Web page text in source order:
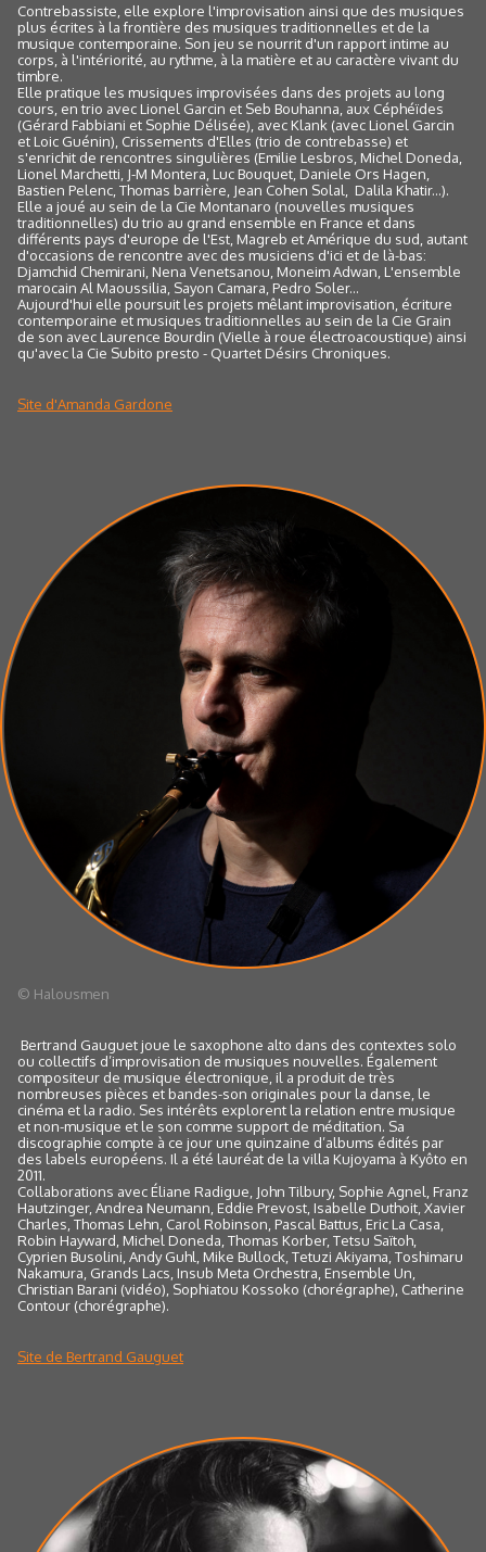
Contrebassiste, elle explore l'improvisation ainsi que des musiques
plus écrites à la frontière des musiques traditionnelles et de la
musique contemporaine. Son jeu se nourrit d'un rapport intime au
corps, à l'intériorité, au rythme, à la matière et au caractère vivant du
timbre.
Elle pratique les musiques improvisées dans des projets au long
cours, en trio avec Lionel Garcin et Seb Bouhanna, aux Céphéïdes
(Gérard Fabbiani et Sophie Délisée), avec Klank (avec Lionel Garcin
et Loic Guénin), Crissements d'Elles (trio de contrebasse) et
s'enrichit de rencontres singulières (Emilie Lesbros, Michel Doneda,
Lionel Marchetti, J-M Montera, Luc Bouquet, Daniele Ors Hagen,
Bastien Pelenc, Thomas barrière, Jean Cohen Solal, Dalila Khatir...).
Elle a joué au sein de la Cie Montanaro (nouvelles musiques
traditionnelles) du trio au grand ensemble en France et dans
différents pays d'europe de l'Est, Magreb et Amérique du sud, autant
d'occasions de rencontre avec des musiciens d'ici et de là-bas:
Djamchid Chemirani, Nena Venetsanou, Moneim Adwan, L'ensemble
marocain Al Maoussilia, Sayon Camara, Pedro Soler...
Aujourd'hui elle poursuit les projets mêlant improvisation, écriture
contemporaine et musiques traditionnelles au sein de la Cie Grain
de son avec Laurence Bourdin (Vielle à roue électroacoustique) ainsi
qu'avec la Cie Subito presto - Quartet Désirs Chroniques.
Site d'Amanda Gardone
© Halousmen
Bertrand Gauguet joue le saxophone alto dans des contextes solo
ou collectifs d’improvisation de musiques nouvelles. Également
compositeur de musique électronique, il a produit de très
nombreuses pièces et bandes-son originales pour la danse, le
cinéma et la radio. Ses intérêts explorent la relation entre musique
et non-musique et le son comme support de méditation. Sa
discographie compte à ce jour une quinzaine d’albums édités par
des labels européens. Il a été lauréat de la villa Kujoyama à Kyôto en
2011.
Collaborations avec Éliane Radigue, John Tilbury, Sophie Agnel, Franz
Hautzinger, Andrea Neumann, Eddie Prevost, Isabelle Duthoit, Xavier
Charles, Thomas Lehn, Carol Robinson, Pascal Battus, Eric La Casa,
Robin Hayward, Michel Doneda, Thomas Korber, Tetsu Saïtoh,
Cyprien Busolini, Andy Guhl, Mike Bullock, Tetuzi Akiyama, Toshimaru
Nakamura, Grands Lacs, Insub Meta Orchestra, Ensemble Un,
Christian Barani (vidéo), Sophiatou Kossoko (chorégraphe), Catherine
Contour (chorégraphe).
Site de Bertrand Gauguet